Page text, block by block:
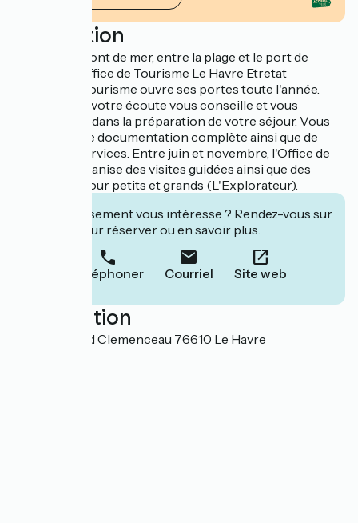
Description
Situé sur le front de mer, entre la plage et le port de
plaisance, l'Office de Tourisme Le Havre Etretat
Normandie Tourisme ouvre ses portes toute l'année.
Une équipe à votre écoute vous conseille et vous
accompagne dans la préparation de votre séjour. Vous
trouverez une documentation complète ainsi que de
nombreux services. Entre juin et novembre, l'Office de
Tourisme organise des visites guidées ainsi que des
animations pour petits et grands (L'Explorateur).
Cet établissement vous intéresse ? Rendez-vous sur
leur site pour réserver ou en savoir plus.
Téléphoner Courriel Site web
Localisation
186 boulevard Clemenceau 76610 Le Havre